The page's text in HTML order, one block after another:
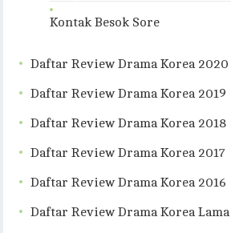
Kontak Besok Sore
Daftar Review Drama Korea 2020
Daftar Review Drama Korea 2019
Daftar Review Drama Korea 2018
Daftar Review Drama Korea 2017
Daftar Review Drama Korea 2016
Daftar Review Drama Korea Lama